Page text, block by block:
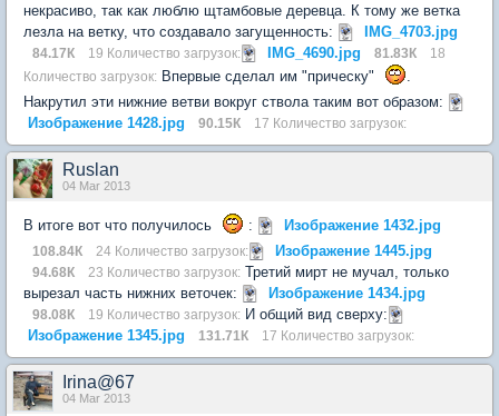
некрасиво, так как люблю щтамбовые деревца. К тому же ветка
лезла на ветку, что создавало загущенность:
IMG_4703.jpg
84.17К 19 Количество загрузок: IMG_4690.jpg 81.83К
18
Количество загрузок: Впервые сделал им "прическу"
Накрутил эти нижние ветви вокруг ствола таким вот образом:
Изображение 1428.jpg
90.15К 17 Количество загрузок:
Ruslan
04 Mar 2013
В итоге вот что получилось : Изображение 1432.jpg
108.84К 24 Количество загрузок: Изображение 1445.jpg
94.68К 23 Количество загрузок: Третий мирт не мучал, только
вырезал часть нижних веточек:
Изображение 1434.jpg
98.08К 19 Количество загрузок: И общий вид сверху:
Изображение 1345.jpg
131.71К 17 Количество загрузок:
Irina@67
04 Mar 2013